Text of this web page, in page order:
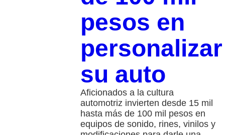
pesos en
personalizar
su auto
Aficionados a la cultura
automotriz invierten desde 15 mil
hasta más de 100 mil pesos en
equipos de sonido, rines, vinilos y